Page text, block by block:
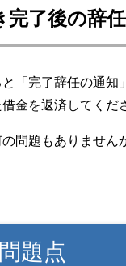
完了後の辞
「完了辞任の通
金を返済してくだ
問題もありませ
題点